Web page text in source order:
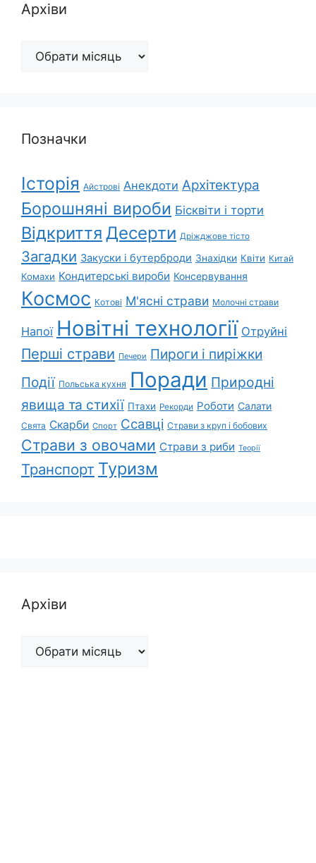
Архіви
Архіви
Позначки
Історія Айстрові Анекдоти Архітектура
Борошняні вироби Бісквіти і торти
Відкриття Десерти Дріжджове тісто
Загадки Закуски і бутерброди Знахідки Квіти Китай
Комахи Кондитерські вироби Консервування
Космос Котові М'ясні страви Молочні страви
Напої Новітні технології Отруйні
Перші страви Печери Пироги і пиріжки
Події Польська кухня Поради Природні
явища та стихії Птахи Рекорди Роботи Салати
Свята Скарби Спорт Ссавці Страви з круп і бобових
Страви з овочами Страви з риби Теорії
Транспорт Туризм
Архіви
Архіви